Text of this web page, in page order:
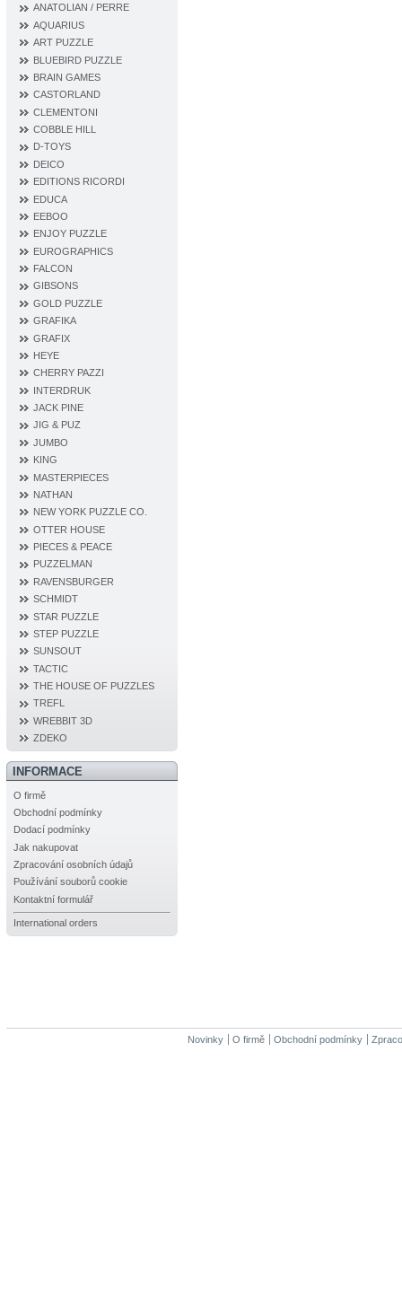
ANATOLIAN / PERRE
AQUARIUS
ART PUZZLE
BLUEBIRD PUZZLE
BRAIN GAMES
CASTORLAND
CLEMENTONI
COBBLE HILL
D‐TOYS
DEICO
EDITIONS RICORDI
EDUCA
EEBOO
ENJOY PUZZLE
EUROGRAPHICS
FALCON
GIBSONS
GOLD PUZZLE
GRAFIKA
GRAFIX
HEYE
CHERRY PAZZI
INTERDRUK
JACK PINE
JIG & PUZ
JUMBO
KING
MASTERPIECES
NATHAN
NEW YORK PUZZLE CO.
OTTER HOUSE
PIECES & PEACE
PUZZELMAN
RAVENSBURGER
SCHMIDT
STAR PUZZLE
STEP PUZZLE
SUNSOUT
TACTIC
THE HOUSE OF PUZZLES
TREFL
WREBBIT 3D
ZDEKO
INFORMACE
O firmě
Obchodní podmínky
Dodací podmínky
Jak nakupovat
Zpracování osobních údajů
Používání souborů cookie
Kontaktní formulář
International orders
Novinky O firmě Obchodní podmínky